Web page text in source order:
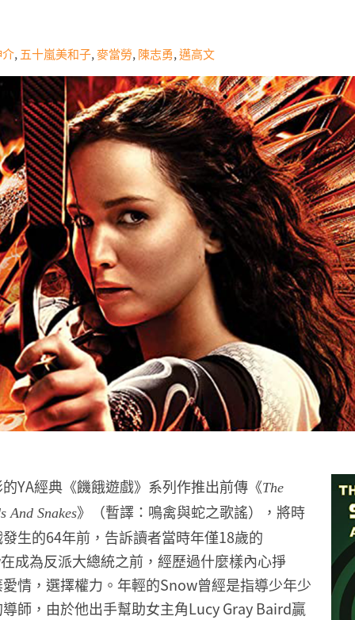
, 五十嵐美和子,麥當勞, 陳志勇,邁高文
YA經典《饑餓遊戲》系列作推出前傳《The
And Snakes》（暫譯：鳴禽與蛇之歌謠），將時
生的64年前，告訴讀者當時年僅18歲的
成為反派大總統之前，經歷過什麼樣內心掙
情，選擇權力。年輕的Snow曾經是指導少年少
師，由於他出手幫助女主角Lucy Gray Baird贏